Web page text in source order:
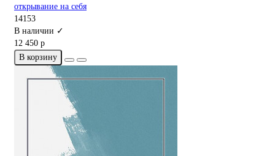
открывание на себя
14153
В наличии ✓
12 450 р
В корзину